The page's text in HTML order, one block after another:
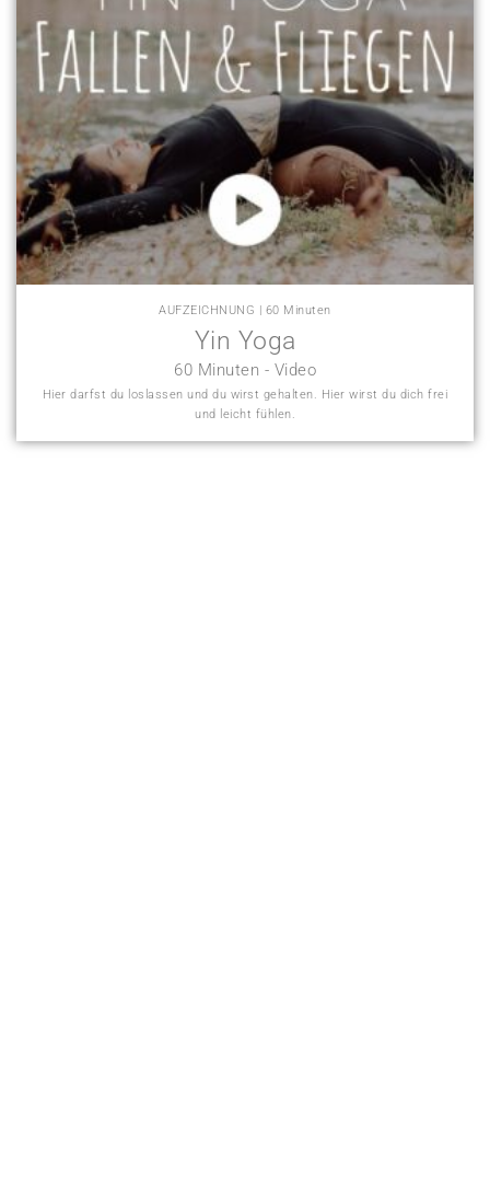
AUFZEICHNUNG | 60 Minuten
Yin Yoga
60 Minuten - Video
Hier darfst du loslassen und du wirst gehalten. Hier wirst du dich frei
und leicht fühlen.